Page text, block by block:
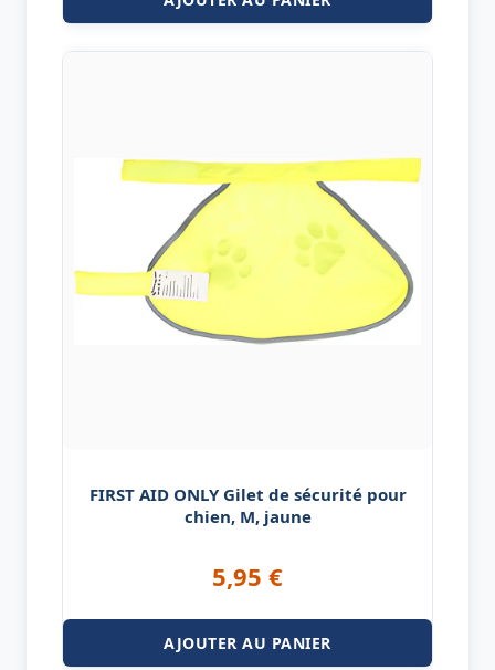
FIRST AID ONLY Gilet de sécurité pour
chien, M, jaune
5,95 €
AJOUTER AU PANIER